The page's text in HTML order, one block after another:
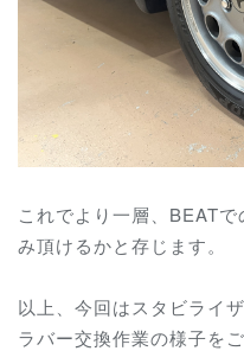
これでより一層、BEAT
み頂けるかと存じます。
以上、今回はスタビライ
ラバー交換作業の様子を